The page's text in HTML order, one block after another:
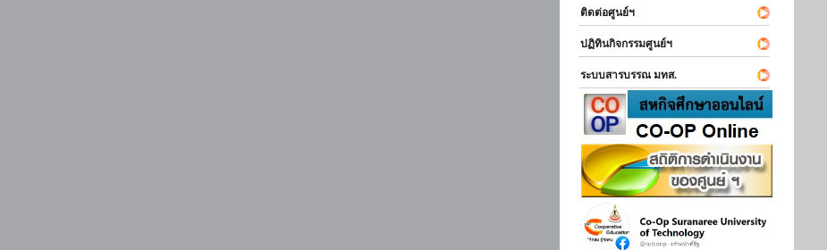
ติดต่อศูนย์ฯ
ปฏิทินกิจกรรมศูนย์ฯ
ระบบสารบรรณ มทส.